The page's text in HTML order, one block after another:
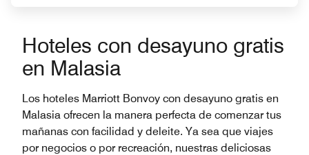
Hoteles con desayuno gratis
en Malasia
Los hoteles Marriott Bonvoy con desayuno gratis en
Malasia ofrecen la manera perfecta de comenzar tus
mañanas con facilidad y deleite. Ya sea que viajes
por negocios o por recreación, nuestras deliciosas